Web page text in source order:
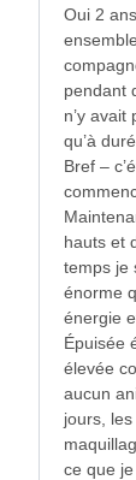
Oui 2
pendant
n’y
qu’à
Bref –
hauts et
temps je
énorme
énergie
Épuisée
élevée
aucun
jours,
ce que je